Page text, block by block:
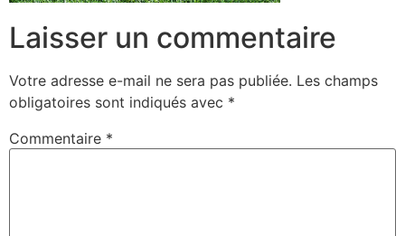
Laisser un commentaire
Votre adresse e-mail ne sera pas publiée. Les champs
obligatoires sont indiqués avec *
Commentaire *